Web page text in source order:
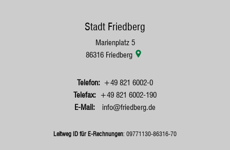
Stadt Friedberg
Marienplatz 5
86316 Friedberg
+49 821 6002-0
+49 821 6002-190
info@friedberg.de
Leitweg ID für E-Rechnungen: 09771130-86316-70